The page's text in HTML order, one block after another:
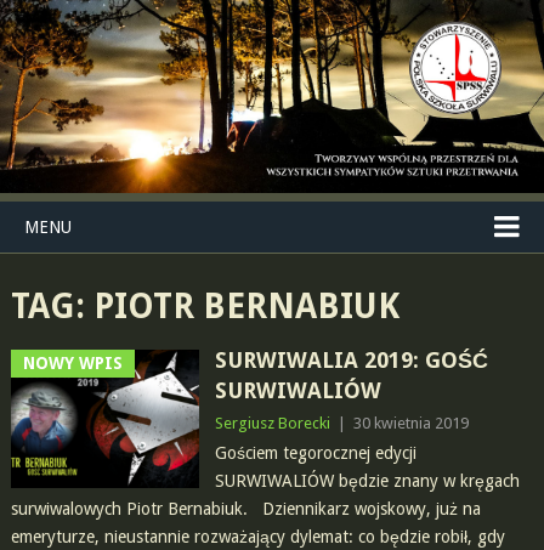
MENU
TAG: PIOTR BERNABIUK
NOWY WPIS
SURWIWALIA 2019: GOŚĆ
SURWIWALIÓW
Sergiusz Borecki 30 kwietnia 2019
Gościem tegorocznej edycji
SURWIWALIÓW będzie znany w kręgach
surwiwalowych Piotr Bernabiuk. Dziennikarz wojskowy, już na
emeryturze, nieustannie rozważający dylemat: co będzie robił, gdy